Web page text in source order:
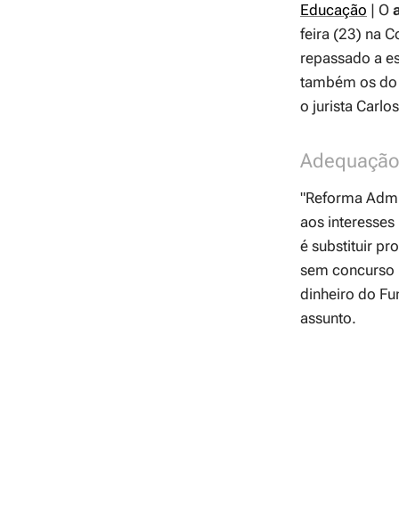
Educação | O
feira (23) na
repassado a
também os do
o jurista
Adequação
"Reforma
aos
é substituir
sem concurso
dinheiro do
assunto.